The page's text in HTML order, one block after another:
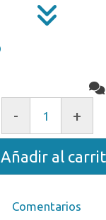
- +
Añadir al
Comentarios